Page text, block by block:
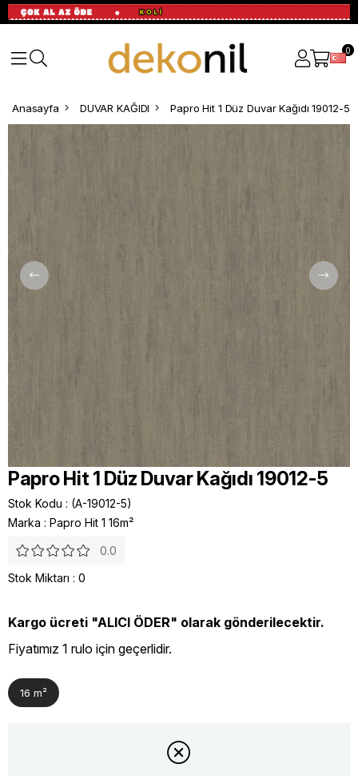
0
Anasayfa DUVAR KAĞIDI Papro Hit 1 Düz Duvar Kağıdı 19012-5
Papro Hit 1 Düz Duvar Kağıdı 19012-5
Stok Kodu
(A-19012-5)
Marka : Papro Hit 1 16m²
0.0
Stok Miktarı : 0
Kargo ücreti "ALICI ÖDER" olarak gönderilecektir.
Fiyatımız 1 rulo için geçerlidir.
16 m²